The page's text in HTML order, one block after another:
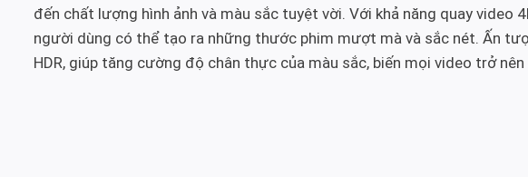
đến chất lượng hình ảnh và màu sắc tuyệt vời. Với khả năng quay video
người dùng có thể tạo ra những thước phim mượt mà và sắc nét. Ấn
HDR, giúp tăng cường độ chân thực của màu sắc, biến mọi video trở